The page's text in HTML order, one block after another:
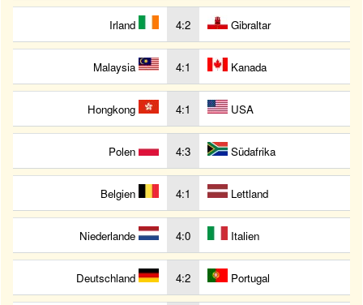
Irland 4:2 Gibraltar
Malaysia 4:1 Kanada
Hongkong 4:1 USA
Polen 4:3 Südafrika
Belgien 4:1 Lettland
Niederlande 4:0 Italien
Deutschland 4:2 Portugal